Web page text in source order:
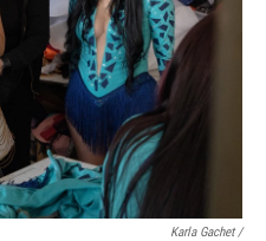
Karla Gachet/